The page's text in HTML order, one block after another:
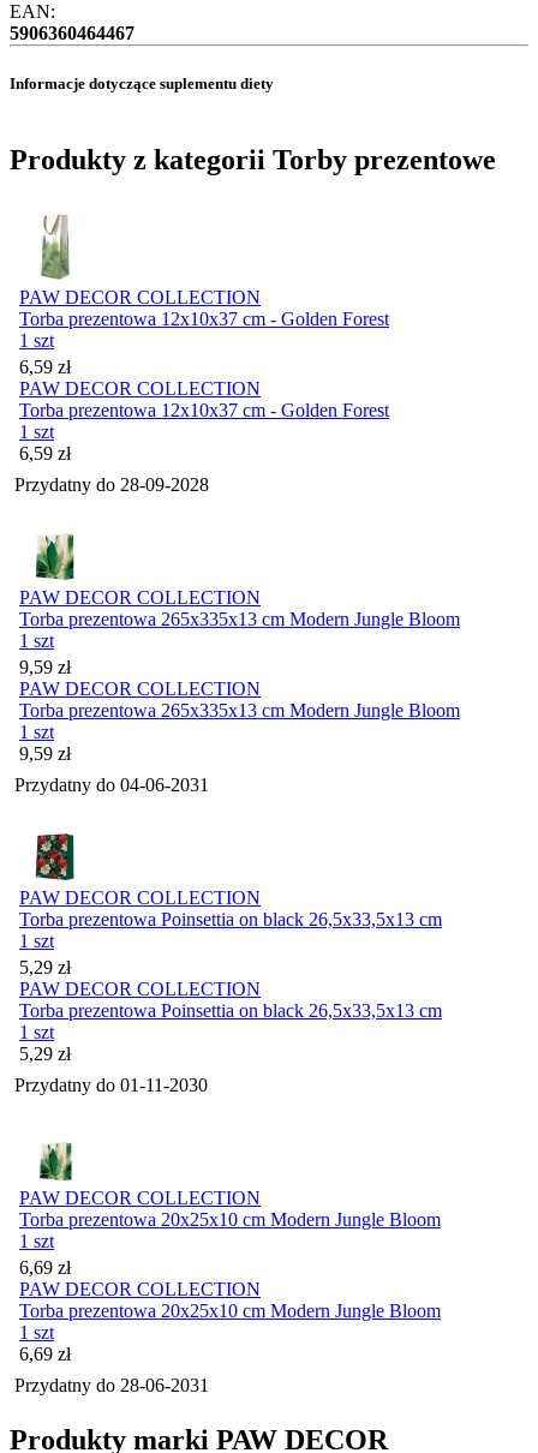
EAN:
5906360464467
Informacje dotyczące suplementu diety
Produkty z kategorii Torby prezentowe
PAW DECOR COLLECTION
Torba prezentowa 12x10x37 cm - Golden Forest
1 szt
Cena
6,59 zł
PAW DECOR COLLECTION
Torba prezentowa 12x10x37 cm - Golden Forest
1 szt
Cena
6,59 zł
Przydatny do 28-09-2028
PAW DECOR COLLECTION
Torba prezentowa 265x335x13 cm Modern Jungle Bloom
1 szt
Cena
9,59 zł
PAW DECOR COLLECTION
Torba prezentowa 265x335x13 cm Modern Jungle Bloom
1 szt
Cena
9,59 zł
Przydatny do 04-06-2031
PAW DECOR COLLECTION
Torba prezentowa Poinsettia on black 26,5x33,5x13 cm
1 szt
Cena
5,29 zł
PAW DECOR COLLECTION
Torba prezentowa Poinsettia on black 26,5x33,5x13 cm
1 szt
Cena
5,29 zł
Przydatny do 01-11-2030
PAW DECOR COLLECTION
Torba prezentowa 20x25x10 cm Modern Jungle Bloom
1 szt
Cena
6,69 zł
PAW DECOR COLLECTION
Torba prezentowa 20x25x10 cm Modern Jungle Bloom
1 szt
Cena
6,69 zł
Przydatny do 28-06-2031
Produkty marki PAW DECOR